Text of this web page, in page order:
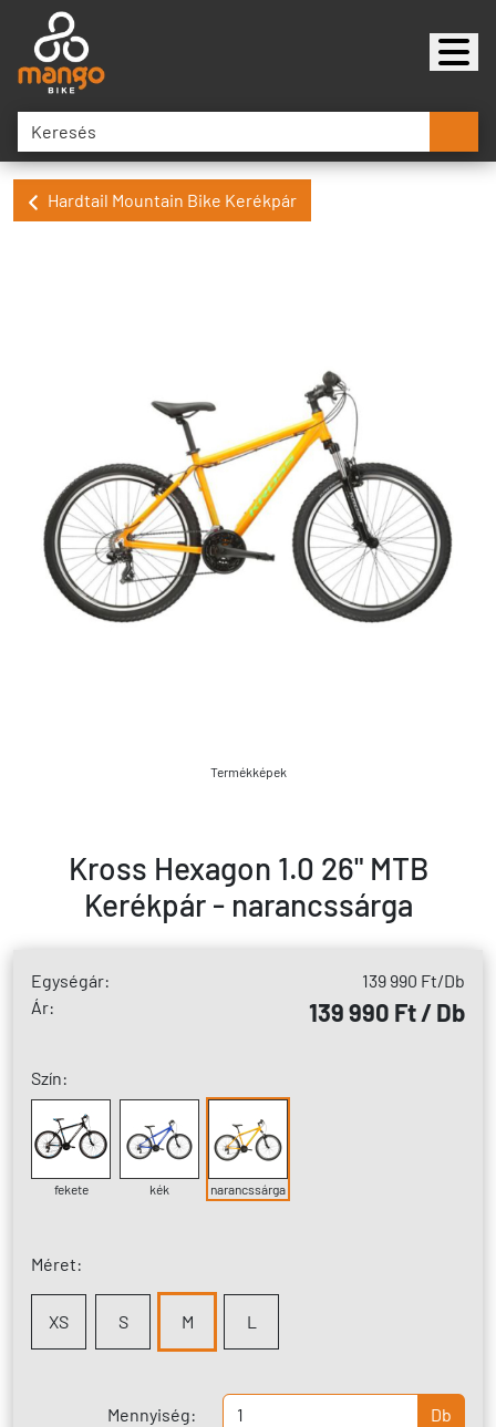
Hardtail Mountain Bike Kerékpár
Termékképek
Kross Hexagon 1.0 26" MTB
Kerékpár - narancssárga
Egységár: 139 990 Ft/Db
Ár:
139 990 Ft / Db
Szín:
fekete kék narancssárga
Méret:
XS S M L
Mennyiség: Db